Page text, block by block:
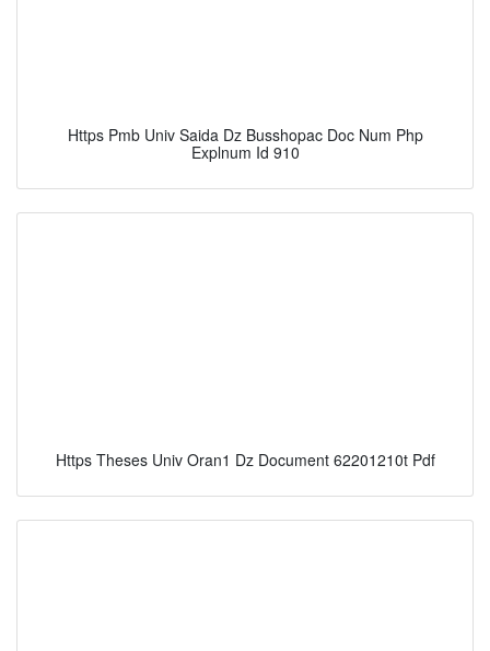
Https Pmb Univ Saida Dz Busshopac Doc Num Php
Explnum Id 910
Https Theses Univ Oran1 Dz Document 62201210t Pdf